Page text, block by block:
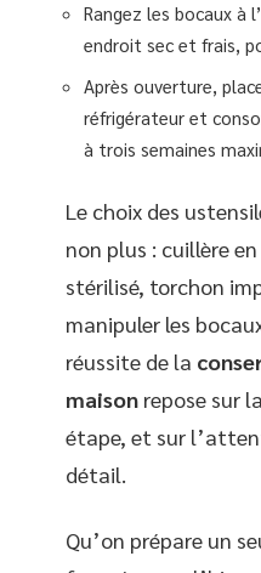
Rangez les bocaux à
endroit sec et frais,
Après ouverture,
réfrigérateur et
à trois semaines
Le choix des
non plus : cuillère
stérilisé, torchon
manipuler les
réussite de la
maison repose sur
étape, et sur
détail.
Qu’on prépare un